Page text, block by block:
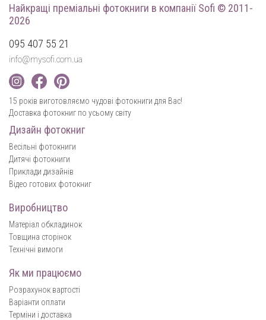
Найкращі преміальні фотокниги в компанії Sofi © 2011-
2026
095 407 55 21
info@mysofi.com.ua
15 років виготовляємо чудові фотокниги для Вас!
Доставка фотокниг по усьому світу
Дизайн фотокниг
Весільні фотокниги
Дитячі фотокниги
Приклади дизайнів
Відео готових фотокниг
Виробництво
Матеріал обкладинок
Товщина сторінок
Технічні вимоги
Як ми працюємо
Розрахунок вартості
Варіанти оплати
Терміни і доставка